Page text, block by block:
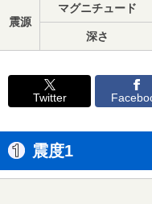
震源
マグニチュード
深さ
Twitter
震度1